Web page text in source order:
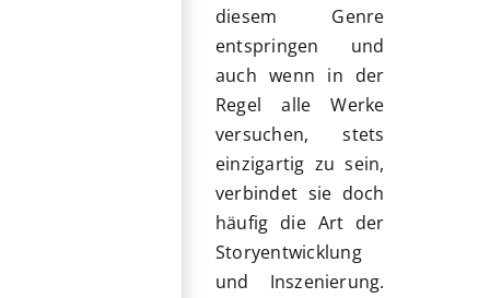
diesem Genre
entspringen und
auch wenn in der
Regel alle Werke
versuchen, stets
einzigartig zu sein,
verbindet sie doch
häufig die Art der
Storyentwicklung
und Inszenierung.